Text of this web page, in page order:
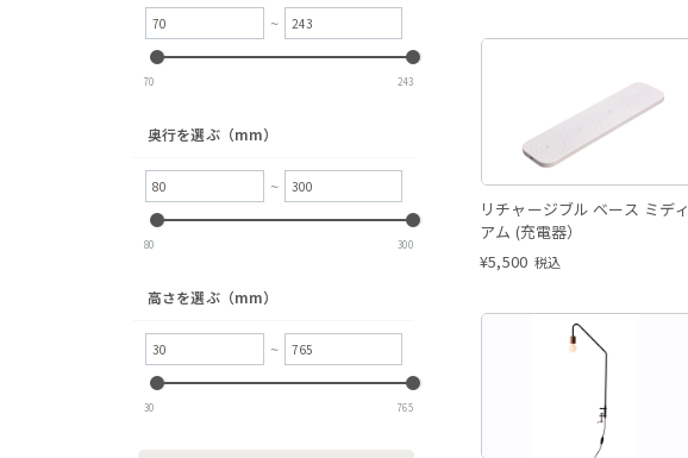
~
70 243
奥行を選ぶ（mm）
~
80 300
高さを選ぶ（mm）
~
30 765
リチャージブル ベース ミディ
アム (充電器）
¥5,500 税込